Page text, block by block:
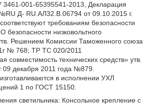
3461-001-65395541-2013, Декларация
Д- RU.АЛ32.В.06794 от 09.10.2015 г.
требованиям безопасности
низковольтного
Решением Комиссии Таможенного союза
№ 768; ТР ТС 020/2011
совместимость технических средств» утв.
декабря 2011 года №879.
в исполнении УХЛ
1 по ГОСТ 15150.
светильника: Консольное крепление с